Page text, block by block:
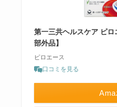
第一三共ヘルスケア ピ
部外品】
ピロエース
口コミを見る